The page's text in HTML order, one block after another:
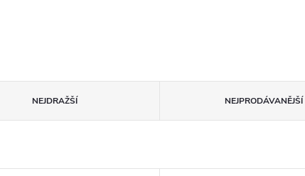
NEJDRAŽŠÍ NEJPRODÁVANĚJŠÍ